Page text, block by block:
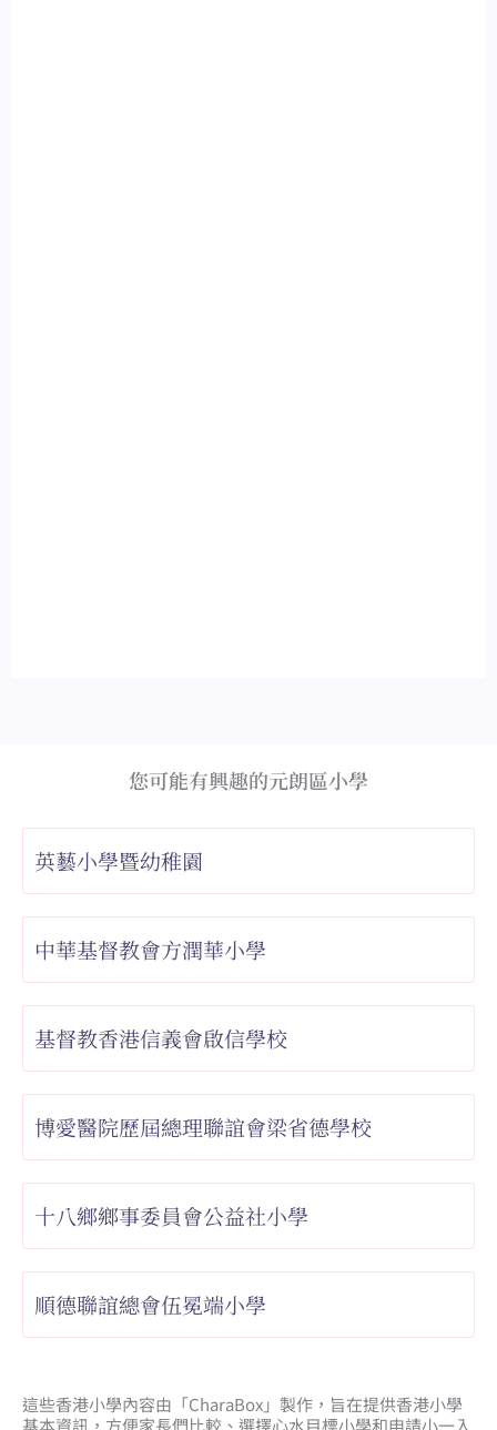
您可能有興趣的元朗區小學
英藝小學暨幼稚園
中華基督教會方潤華小學
基督教香港信義會啟信學校
博愛醫院歷屆總理聯誼會梁省德學校
十八鄉鄉事委員會公益社小學
順德聯誼總會伍冕端小學
這些香港小學內容由「CharaBox」製作，旨在提供香港小學
基本資訊，方便家長們比較、 選擇心水目標小學和申請小一入